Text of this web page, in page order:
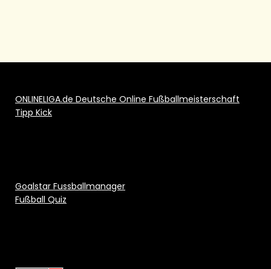
ONLINELIGA.de Deutsche Online Fußballmeisterschaft
Tipp Kick
Goalstar Fussballmanager
Fußball Quiz